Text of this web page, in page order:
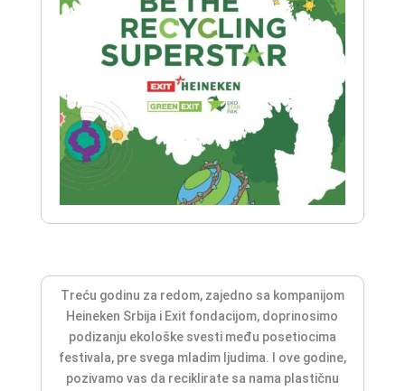
Treću godinu za redom, zajedno sa kompanijom
Heineken Srbija i Exit fondacijom, doprinosimo
podizanju ekološke svesti među posetiocima
festivala, pre svega mladim ljudima. I ove godine,
pozivamo vas da reciklirate sa nama plastičnu